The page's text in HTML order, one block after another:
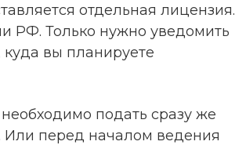
отдельная лицензия.
РФ. Только нужно уведомить
вы планируете
подать сразу же
Или перед началом ведения